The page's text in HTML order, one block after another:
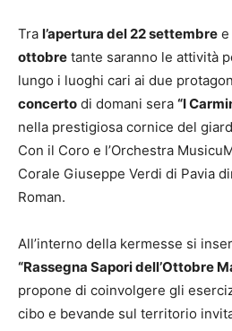
Tra l’apertura del 22 settembre e
ottobre tante saranno le attività
lungo i luoghi cari ai due
concerto di domani sera “I
nella prestigiosa cornice del
Con il Coro e l’Orchestra
Corale Giuseppe Verdi di Pavia
Roman.
All’interno della kermesse si
“Rassegna Sapori dell’Ottobre
propone di coinvolgere gli
cibo e bevande sul territorio